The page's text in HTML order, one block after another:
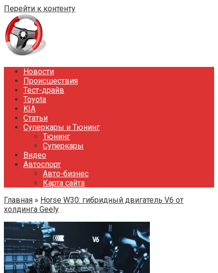
Перейти к контенту
Новости
Происшествия
Тест-драйв
Toyota
KIA
Статьи
Суперкары и Тюнинг
Тюнинг
Суперкары
Видео
Автоспорт
Авто-бизнес
Карта сайта
Главная » Horse W30: гибридный двигатель V6 от
холдинга Geely